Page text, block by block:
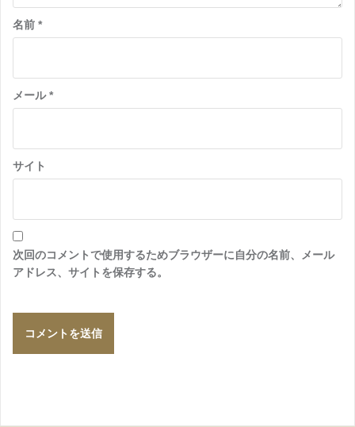
名前 *
メール*
サイト
次回のコメントで使用するためブラウザーに自分の名前、メール
アドレス、サイトを保存する。